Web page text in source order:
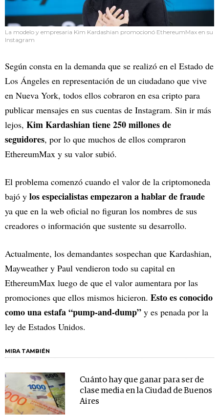
La modelo y empresaria Kim Kardashian promocionó EthereumMax en su
Instagram
Según consta en la demanda que se realizó en el Estado de
Los Ángeles en representación de un ciudadano que vive
en Nueva York, todos ellos cobraron en esa cripto para
publicar mensajes en sus cuentas de Instagram. Sin ir más
lejos, Kim Kardashian tiene 250 millones de
seguidores, por lo que muchos de ellos compraron
EthereumMax y su valor subió.
El problema comenzó cuando el valor de la criptomoneda
bajó y los especialistas empezaron a hablar de fraude
ya que en la web oficial no figuran los nombres de sus
creadores o información que sustente su desarrollo.
Actualmente, los demandantes sospechan que Kardashian,
Mayweather y Paul vendieron todo su capital en
EthereumMax luego de que el valor aumentara por las
promociones que ellos mismos hicieron. Esto es conocido
como una estafa “pump-and-dump” y es penada por la
ley de Estados Unidos.
MIRA TAMBIÉN
Cuánto hay que ganar para ser de
clase media en la Ciudad de Buenos
Aires